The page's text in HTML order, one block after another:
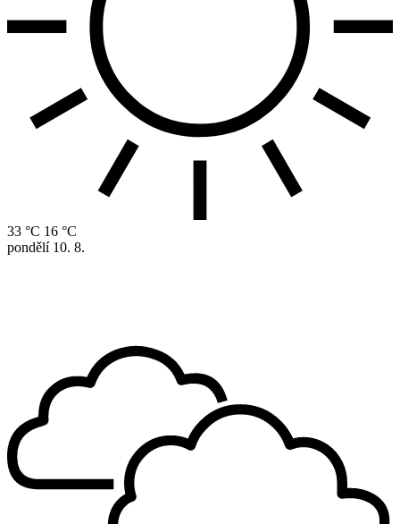
33 °C 16 °C
pondělí 10. 8.